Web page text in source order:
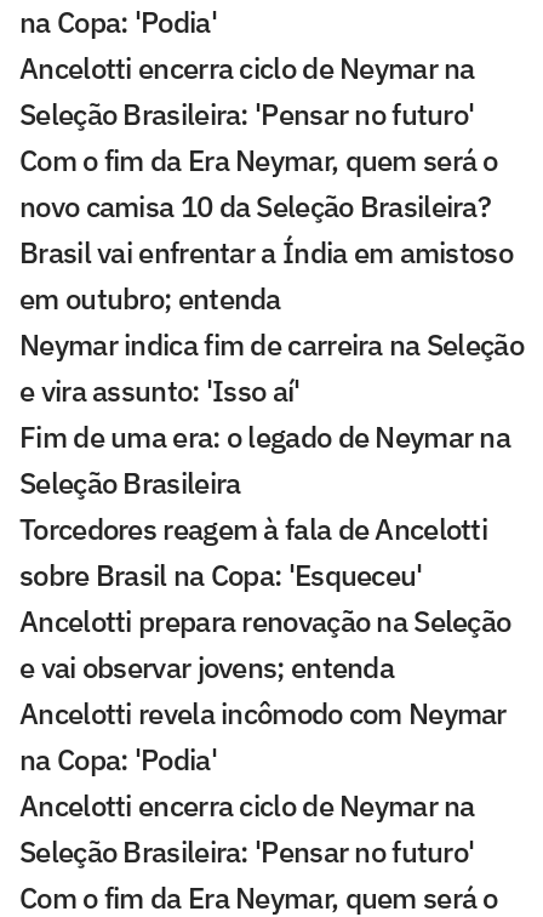
na Copa: 'Podia'
Ancelotti encerra ciclo de Neymar na
Seleção Brasileira: 'Pensar no futuro'
Com o fim da Era Neymar, quem será o
novo camisa 10 da Seleção Brasileira?
Brasil vai enfrentar a Índia em amistoso
em outubro; entenda
Neymar indica fim de carreira na Seleção
e vira assunto: 'Isso aí'
Fim de uma era: o legado de Neymar na
Seleção Brasileira
Torcedores reagem à fala de Ancelotti
sobre Brasil na Copa: 'Esqueceu'
Ancelotti prepara renovação na Seleção
e vai observar jovens; entenda
Ancelotti revela incômodo com Neymar
na Copa: 'Podia'
Ancelotti encerra ciclo de Neymar na
Seleção Brasileira: 'Pensar no futuro'
Com o fim da Era Neymar, quem será o